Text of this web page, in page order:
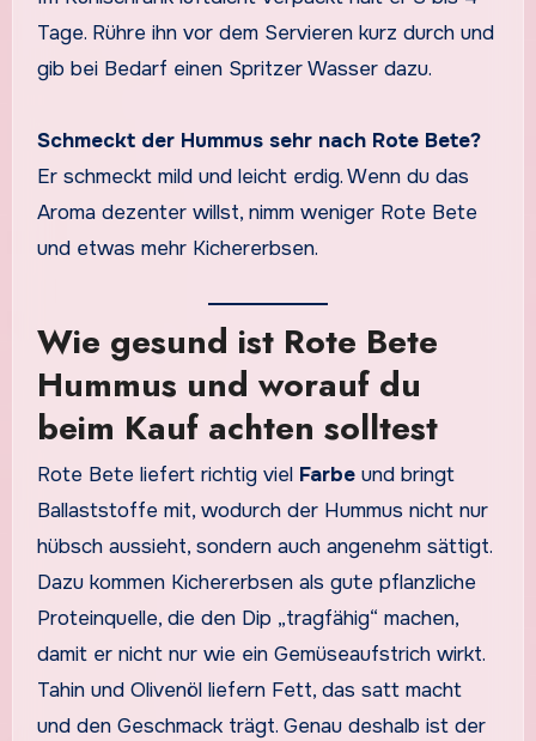
Tage. Rühre ihn vor dem Servieren kurz durch und
gib bei Bedarf einen Spritzer Wasser dazu.
Schmeckt der Hummus sehr nach Rote Bete?
Er schmeckt mild und leicht erdig. Wenn du das
Aroma dezenter willst, nimm weniger Rote Bete
und etwas mehr Kichererbsen.
Wie gesund ist Rote Bete
Hummus und worauf du
beim Kauf achten solltest
Rote Bete liefert richtig viel Farbeund bringt
Ballaststoffe mit, wodurch der Hummus nicht nur
hübsch aussieht, sondern auch angenehm sättigt.
Dazu kommen Kichererbsen als gute pflanzliche
Proteinquelle, die den Dip „tragfähig“ machen,
damit er nicht nur wie ein Gemüseaufstrich wirkt.
Tahin und Olivenöl liefern Fett, das satt macht
und den Geschmack trägt. Genau deshalb ist der